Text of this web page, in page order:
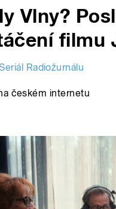
Vlny?
filmu
Radiožurnálu
českém internetu